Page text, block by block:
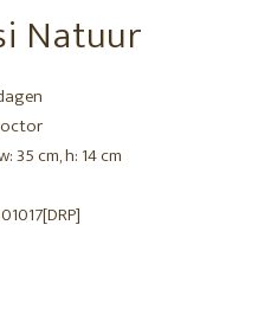
Natuur
35 cm, h: 14 cm